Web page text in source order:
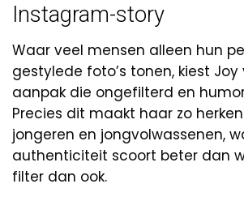
Instagram-story
Waar veel mensen alleen hun
gestylede foto’s tonen, kiest Joy
aanpak die ongefilterd en
Precies dit maakt haar zo
jongeren en jongvolwassenen,
authenticiteit scoort beter dan
filter dan ook.